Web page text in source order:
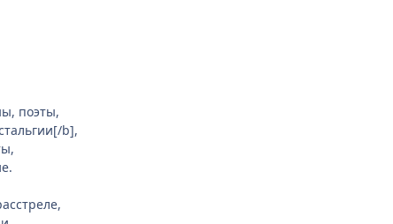
поэты,
b],